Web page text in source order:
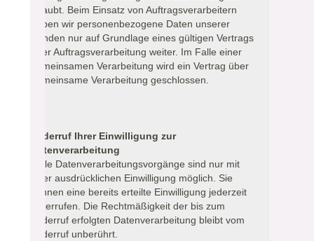
erlaubt. Beim Einsatz von Auftragsverarbeitern
geben wir personenbezogene Daten unserer
Kunden nur auf Grundlage eines gültigen Vertrags
über Auftragsverarbeitung weiter. Im Falle einer
gemeinsamen Verarbeitung wird ein Vertrag über
gemeinsame Verarbeitung geschlossen.
Widerruf Ihrer Einwilligung zur
Datenverarbeitung
Viele Datenverarbeitungsvorgänge sind nur mit
Ihrer ausdrücklichen Einwilligung möglich. Sie
können eine bereits erteilte Einwilligung jederzeit
widerrufen. Die Rechtmäßigkeit der bis zum
Widerruf erfolgten Datenverarbeitung bleibt vom
Widerruf unberührt.